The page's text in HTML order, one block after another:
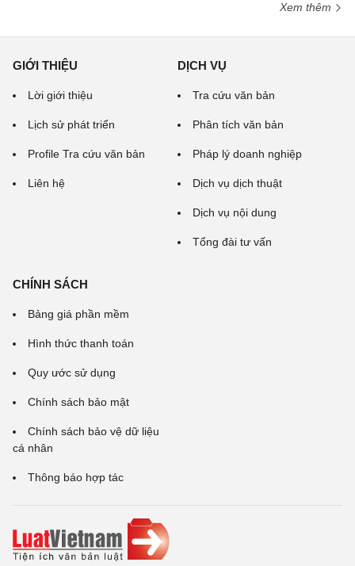
Xem thêm
GIỚI THIỆU
Lời giới thiệu
Lịch sử phát triển
Profile Tra cứu văn bản
Liên hệ
DỊCH VỤ
Tra cứu văn bản
Phân tích văn bản
Pháp lý doanh nghiệp
Dịch vụ dịch thuật
Dịch vụ nội dung
Tổng đài tư vấn
CHÍNH SÁCH
Bảng giá phần mềm
Hình thức thanh toán
Quy ước sử dụng
Chính sách bảo mật
Chính sách bảo vệ dữ liệu
cá nhân
Thông báo hợp tác